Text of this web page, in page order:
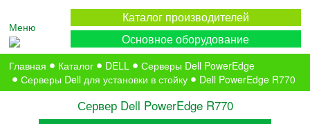
Меню
Каталог производителей
Основное оборудование
Главная Каталог DELL
Серверы Dell PowerEdge
Серверы Dell для установки в стойку
Dell PowerEdge R770
Сервер Dell PowerEdge R770